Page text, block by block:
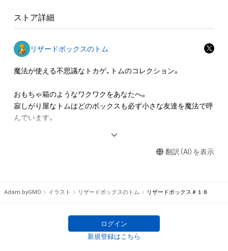
アイテムに関する注意事項
ロゴ等を含みますがこれらに限られません。)にかかる知的財産
権(著作権、特許権、実用新案権、商標権、意匠権その他の知的財
産権(それらの権利を取得し、又はそれらの権利につき登録等を
作権を有する方、著作隣接権の権利者またはその管理委託を受
けている者によって保護されています。そのため、本アイテム
を保有していたとしても、本アイテムに関する創作物にかかる
・本アイテムの著作権を有する方、著作隣接権の権利者またはそ
の管理委託を受けている者からの事前の同意なしに、上記の「本
せん。)を行うことはできません。
に反する利用またはその恐れのある利用など、作成者が不適切
であると判断した場合、利用をお断りさせていただきます。
ストア詳細
リザードボックスのトム
魔法が使える不思議なトカゲ、トムのコレクション。
おもちゃ箱のようなワクワクをあなたへ。
寂しがり屋なトムはどのボックスも必ず小さな友達を魔法で呼
んでいます。
部屋に飾るイラストとしても楽しめます。
翻訳（AI）を表示
Adam byGMO イラスト リザードボックスのトム リザードボックス＃１８
ログイン
新規登録はこちら